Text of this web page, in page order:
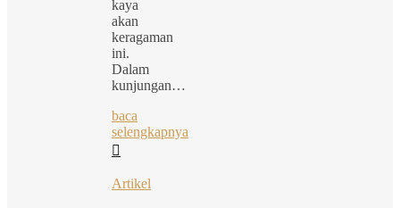
kaya
akan
keragaman
ini.
Dalam
kunjungan…
baca
selengkapnya
Artikel